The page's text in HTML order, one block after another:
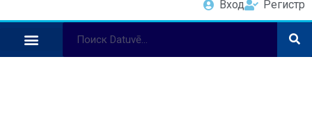
Вход Регистр